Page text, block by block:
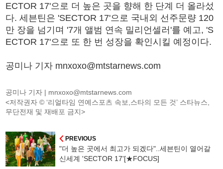
ECTOR 17'으로 더 높은 곳을 향해 한 단계 더 올라섰
다. 세븐틴은 'SECTOR 17'으로 국내외 선주문량 120
만 장을 넘기며 '7개 앨범 연속 밀리언셀러'를 예고, 'S
ECTOR 17'으로 또 한 번 성장을 확인시킬 예정이다.
공미나 기자 mnxoxo@mtstarnews.com
공미나 기자 | mnxoxo@mtstarnews.com
<저작권자 © ‘리얼타임 연예스포츠 속보,스타의 모든 것’ 스타뉴스,
무단전재 및 재배포 금지>
PREVIOUS
"더 높은 곳에서 최고가 되겠다"..세븐틴이 열어갈
신세계 'SECTOR 17'[★FOCUS]